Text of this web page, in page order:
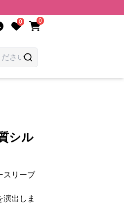
0 0
シル
スリーブ
出しま